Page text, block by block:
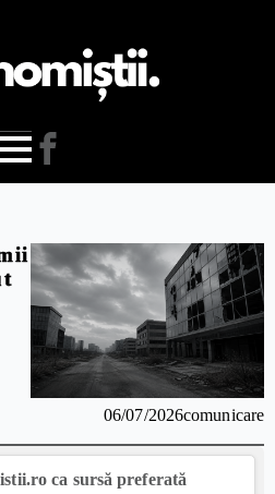
06/07/2026comunicare
ca sursă preferată